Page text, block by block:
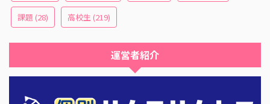
課題 (28) 高校生(219)
運営者紹介